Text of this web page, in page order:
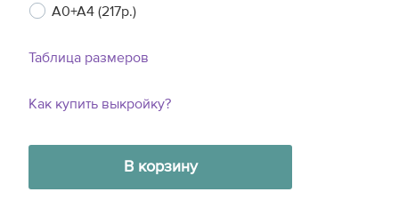
A0+A4 (217р.)
Таблица размеров
Как купить выкройку?
В корзину